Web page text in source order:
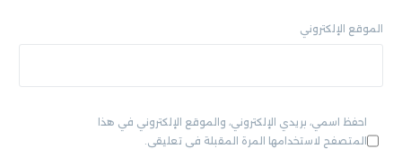
الموقع الإلكتروني
احفظ اسمي، بريدي الإلكتروني، والموقع الإلكتروني في هذا
المتصفح لاستخدامها المرة المقبلة في تعليقي.